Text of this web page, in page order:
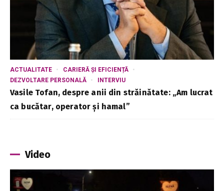
ACTUALITATE
CARIERĂ ȘI EFICIENȚĂ
DEZVOLTARE PERSONALĂ
INTERVIU
Vasile Tofan, despre anii din străinătate: „Am lucrat
ca bucătar, operator și hamal”
Video